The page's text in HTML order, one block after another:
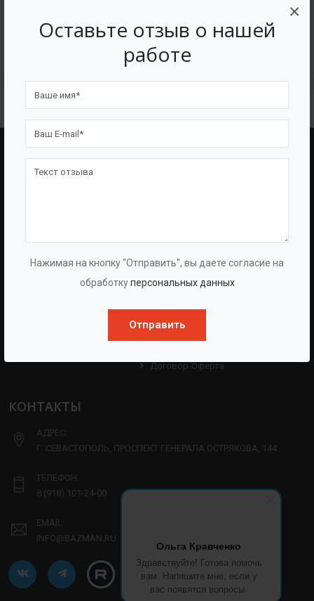
Оставьте отзыв о нашей
работе
Нажимая на кнопку "Отправить", вы даете согласие на
обработкуперсональных данных
Отправить
×
Ольга Кравченко
Здравствуйте! Готова помочь
вам. Напишите мне, если у
вас появятся вопросы.
BAZMAN
Испытаний
ПОЛЕЗНЫЕ ССЫЛКИ
Опросные Листы
Техническая Информация
Договор-Оферта
КОНТАКТЫ
АДРЕС:
Г. СЕВАСТОПОЛЬ, ПРОСПЕКТ ГЕНЕРАЛА ОСТРЯКОВА, 144
ТЕЛЕФОН:
8 (918) 101-24-00
EMAIL:
INFO@BAZMAN.RU